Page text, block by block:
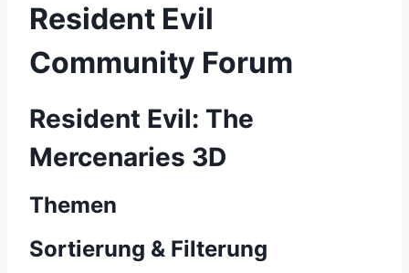
Resident Evil
Community Forum
Resident Evil: The
Mercenaries 3D
Themen
Sortierung & Filterung